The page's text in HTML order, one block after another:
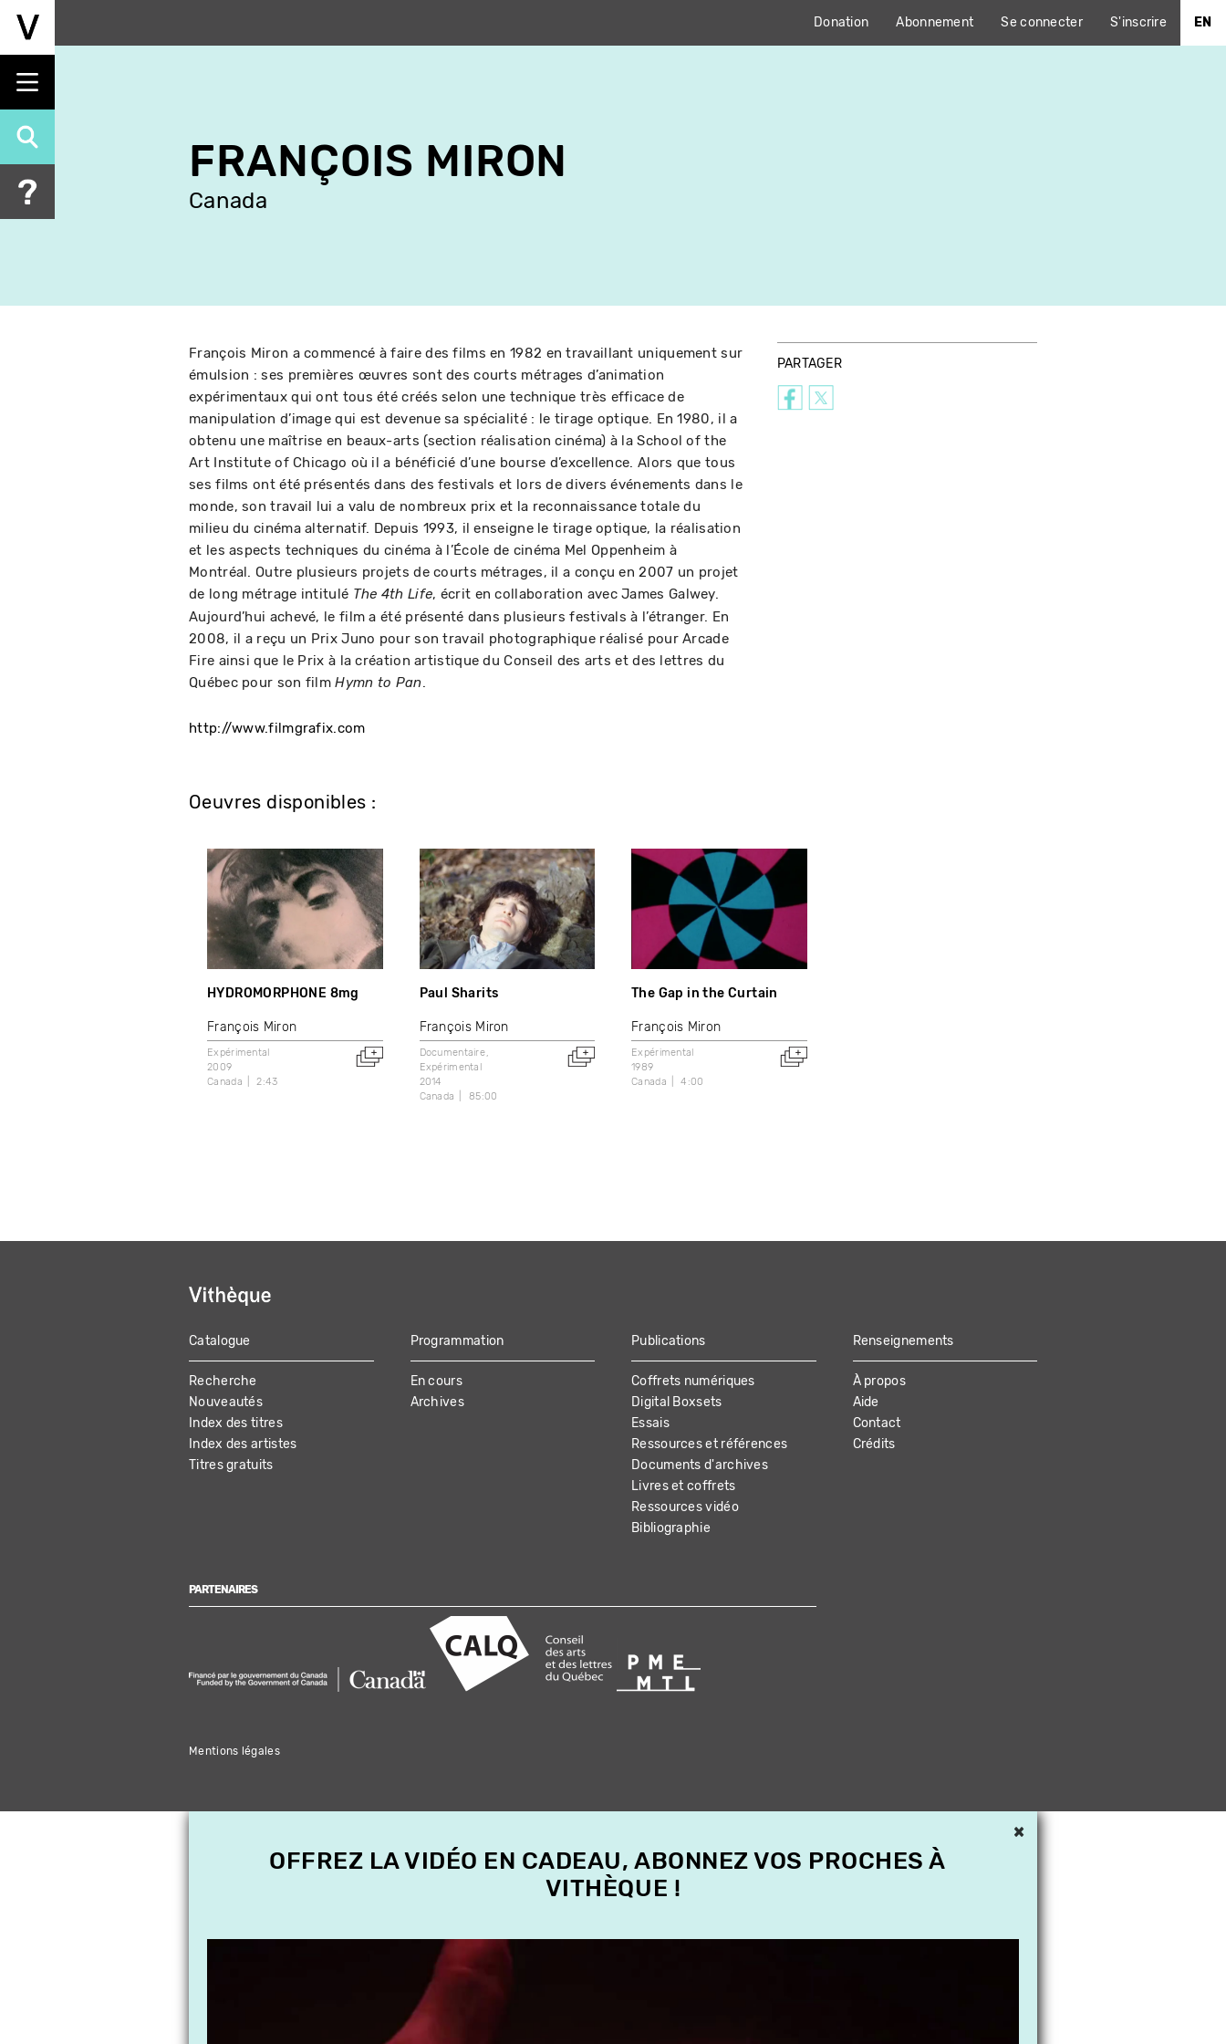
Aller
principal
Donation Abonnement Se connecter S'inscrire EN
FRANÇOIS MIRON
Canada
François Miron a commencé à faire des films en 1982 en travaillant uniquement sur
émulsion : ses premières œuvres sont des courts métrages d’animation
expérimentaux qui ont tous été créés selon une technique très efficace de
manipulation d’image qui est devenue sa spécialité : le tirage optique. En 1980, il a
obtenu une maîtrise en beaux-arts (section réalisation cinéma) à la School of the
Art Institute of Chicago où il a bénéficié d’une bourse d’excellence. Alors que tous
ses films ont été présentés dans des festivals et lors de divers événements dans le
monde, son travail lui a valu de nombreux prix et la reconnaissance totale du
milieu du cinéma alternatif. Depuis 1993, il enseigne le tirage optique, la réalisation
et les aspects techniques du cinéma à l’École de cinéma Mel Oppenheim à
Montréal. Outre plusieurs projets de courts métrages, il a conçu en 2007 un projet
de long métrage intitulé The 4th Life, écrit en collaboration avec James Galwey.
Aujourd’hui achevé, le film a été présenté dans plusieurs festivals à l’étranger. En
2008, il a reçu un Prix Juno pour son travail photographique réalisé pour Arcade
Fire ainsi que le Prix à la création artistique du Conseil des arts et des lettres du
Québec pour son filmHymn to Pan.
http://www.filmgrafix.com
PARTAGER
Oeuvres disponibles :
HYDROMORPHONE 8mg
François Miron
Expérimental
2009
Canada
2:43
Paul Sharits
François Miron
Documentaire
Expérimental
2014
Canada
85:00
The Gap in the Curtain
François Miron
Expérimental
1989
Canada
4:00
MAIN
NAVIGATION
Catalogue
Recherche
Nouveautés
Index des titres
Index des artistes
Titres gratuits
Programmation
En cours
Archives
Publications
Coffrets numériques
Digital Boxsets
Essais
Ressources et références
Documents d'archives
Livres et coffrets
Ressources vidéo
Bibliographie
Renseignements
À propos
Aide
Contact
Crédits
PARTENAIRES
Mentions légales
×
OFFREZ LA VIDÉO EN CADEAU, ABONNEZ VOS PROCHES À
VITHÈQUE !